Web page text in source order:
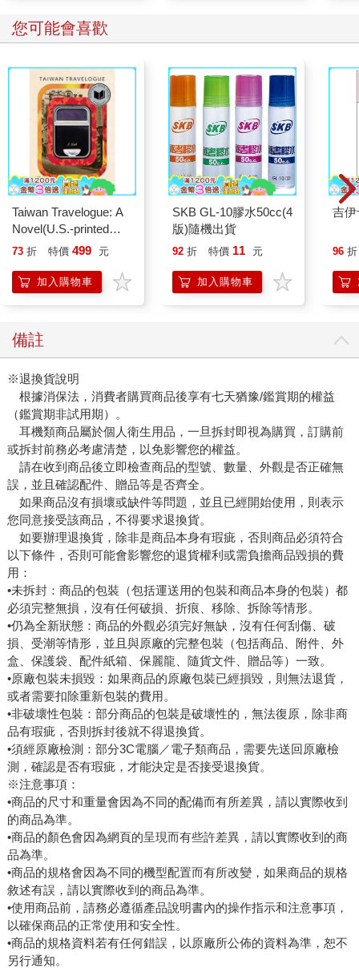
您可能會喜歡
Taiwan Travelogue: A
Novel(U.S.-printed
edition)
73 折 特價 499 元
加入購物車
SKB GL-10膠水50cc(4
版)隨機出貨
92 折 特價 11 元
加入購物車
吉
96 折
備註
※退換貨說明
根據消保法，消費者購買商品後享有七天猶豫/鑑賞期的權益
（鑑賞期非試用期）。
耳機類商品屬於個人衛生用品，一旦拆封即視為購買，訂購前
或拆封前務必考慮清楚，以免影響您的權益。
請在收到商品後立即檢查商品的型號、數量、外觀是否正確無
誤，並且確認配件、贈品等是否齊全。
如果商品沒有損壞或缺件等問題，並且已經開始使用，則表示
您同意接受該商品，不得要求退換貨。
如要辦理退換貨，除非是商品本身有瑕疵，否則商品必須符合
以下條件，否則可能會影響您的退貨權利或需負擔商品毀損的費
用：
•未拆封：商品的包裝（包括運送用的包裝和商品本身的包裝）都
必須完整無損，沒有任何破損、折痕、移除、拆除等情形。
•仍為全新狀態：商品的外觀必須完好無缺，沒有任何刮傷、破
損、受潮等情形，並且與原廠的完整包裝（包括商品、附件、外
盒、保護袋、配件紙箱、保麗龍、隨貨文件、贈品等）一致。
•原廠包裝未損毀：如果商品的原廠包裝已經損毀，則無法退貨，
或者需要扣除重新包裝的費用。
•非破壞性包裝：部分商品的包裝是破壞性的，無法復原，除非商
品有瑕疵，否則拆封後就不得退換貨。
•須經原廠檢測：部分3C電腦／電子類商品，需要先送回原廠檢
測，確認是否有瑕疵，才能決定是否接受退換貨。
※注意事項：
•商品的尺寸和重量會因為不同的配備而有所差異，請以實際收到
的商品為準。
•商品的顏色會因為網頁的呈現而有些許差異，請以實際收到的商
品為準。
•商品的規格會因為不同的機型配置而有所改變，如果商品的規格
敘述有誤，請以實際收到的商品為準。
•使用商品前，請務必遵循產品說明書內的操作指示和注意事項，
以確保商品的正常使用和安全性。
•商品的規格資料若有任何錯誤，以原廠所公佈的資料為準，恕不
另行通知。